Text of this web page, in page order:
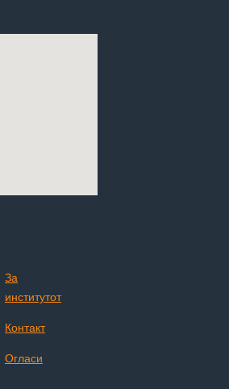
За
институтот
Контакт
Огласи